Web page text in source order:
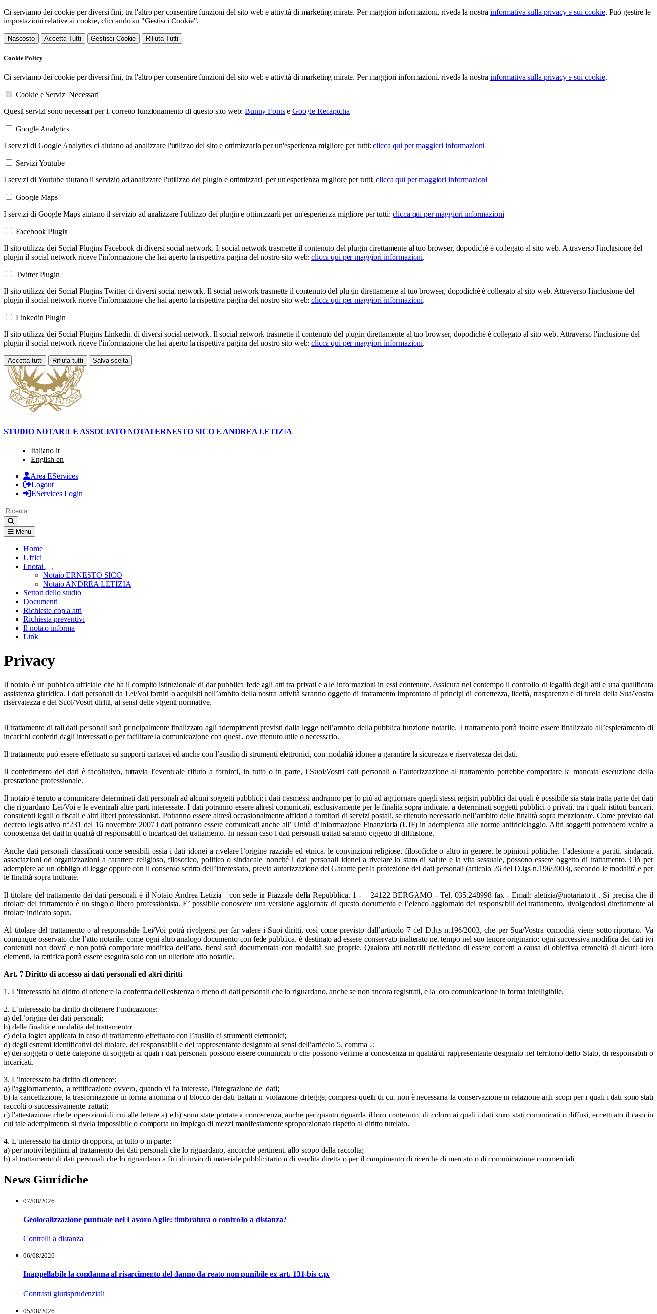
Ci serviamo dei cookie per diversi fini, tra l'altro per consentire funzioni del sito web e attività di marketing mirate. Per maggiori informazioni, riveda la nostra informativa sulla privacy e sui cookie. Può gestire le
impostazioni relative ai cookie, cliccando su "Gestisci Cookie".
Nascosto Accetta Tutti Gestisci Cookie Rifiuta Tutti
Cookie Policy
Ci serviamo dei cookie per diversi fini, tra l'altro per consentire funzioni del sito web e attività di marketing mirate. Per maggiori informazioni, riveda la nostra informativa sulla privacy e sui cookie.
Cookie e Servizi Necessari
Questi servizi sono necessari per il corretto funzionamento di questo sito web: Bunny Fonts e Google Recaptcha
Google Analytics
I servizi di Google Analytics ci aiutano ad analizzare l'utilizzo del sito e ottimizzarlo per un'esperienza migliore per tutti: clicca qui per maggiori informazioni
Servizi Youtube
I servizi di Youtube aiutano il servizio ad analizzare l'utilizzo dei plugin e ottimizzarli per un'esperienza migliore per tutti: clicca qui per maggiori informazioni
Google Maps
I servizi di Google Maps aiutano il servizio ad analizzare l'utilizzo dei plugin e ottimizzarli per un'esperienza migliore per tutti: clicca qui per maggiori informazioni
Facebook Plugin
Il sito utilizza dei Social Plugins Facebook di diversi social network. Il social network trasmette il contenuto del plugin direttamente al tuo browser, dopodichè è collegato al sito web. Attraverso l'inclusione del
plugin il social network riceve l'informazione che hai aperto la rispettiva pagina del nostro sito web: clicca qui per maggiori informazioni.
Twitter Plugin
Il sito utilizza dei Social Plugins Twitter di diversi social network. Il social network trasmette il contenuto del plugin direttamente al tuo browser, dopodichè è collegato al sito web. Attraverso l'inclusione del
plugin il social network riceve l'informazione che hai aperto la rispettiva pagina del nostro sito web: clicca qui per maggiori informazioni.
Linkedin Plugin
Il sito utilizza dei Social Plugins Linkedin di diversi social network. Il social network trasmette il contenuto del plugin direttamente al tuo browser, dopodichè è collegato al sito web. Attraverso l'inclusione del
plugin il social network riceve l'informazione che hai aperto la rispettiva pagina del nostro sito web: clicca qui per maggiori informazioni.
Accetta tutti Rifiuta tutti Salva scelta
Loading...
STUDIO NOTARILE ASSOCIATO NOTAI ERNESTO SICO E ANDREA LETIZIA
Italiano it
English en
Area EServices
Logout
EServices Login
Menu
Home
Uffici
I notai
Visualizza menù di secondo livello
Notaio ERNESTO SICO
Notaio ANDREA LETIZIA
Settori dello studio
Documenti
Richieste copia atti
Richiesta preventivi
Il notaio informa
Link
Privacy
Il notaio è un pubblico ufficiale che ha il compito istituzionale di dar pubblica fede agli atti tra privati e alle informazioni in essi contenute. Assicura nel contempo il controllo di legalità degli atti e una qualificata
assistenza giuridica. I dati personali da Lei/Voi forniti o acquisiti nell’ambito della nostra attività saranno oggetto di trattamento improntato ai principi di correttezza, liceità, trasparenza e di tutela della Sua/Vostra
riservatezza e dei Suoi/Vostri diritti, ai sensi delle vigenti normative.
Il trattamento di tali dati personali sarà principalmente finalizzato agli adempimenti previsti dalla legge nell’ambito della pubblica funzione notarile. Il trattamento potrà inoltre essere finalizzato all’espletamento di
incarichi conferiti dagli interessati o per facilitare la comunicazione con questi, ove ritenuto utile o necessario.
Il trattamento può essere effettuato su supporti cartacei ed anche con l’ausilio di strumenti elettronici, con modalità idonee a garantire la sicurezza e riservatezza dei dati.
Il conferimento dei dati è facoltativo, tuttavia l’eventuale rifiuto a fornirci, in tutto o in parte, i Suoi/Vostri dati personali o l’autorizzazione al trattamento potrebbe comportare la mancata esecuzione della
prestazione professionale.
Il notaio è tenuto a comunicare determinati dati personali ad alcuni soggetti pubblici; i dati trasmessi andranno per lo più ad aggiornare quegli stessi registri pubblici dai quali è possibile sia stata tratta parte dei dati
che riguardano Lei/Voi e le eventuali altre parti interessate. I dati potranno essere altresì comunicati, esclusivamente per le finalità sopra indicate, a determinati soggetti pubblici o privati, tra i quali istituti bancari,
consulenti legali o fiscali e altri liberi professionisti. Potranno essere altresì occasionalmente affidati a fornitori di servizi postali, se ritenuto necessario nell’ambito delle finalità sopra menzionate. Come previsto dal
decreto legislativo n°231 del 16 novembre 2007 i dati potranno essere comunicati anche all’ Unità d’Informazione Finanziaria (UIF) in adempienza alle norme antiriciclaggio. Altri soggetti potrebbero venire a
conoscenza dei dati in qualità di responsabili o incaricati del trattamento. In nessun caso i dati personali trattati saranno oggetto di diffusione.
Anche dati personali classificati come sensibili ossia i dati idonei a rivelare l’origine razziale ed etnica, le convinzioni religiose, filosofiche o altro in genere, le opinioni politiche, l’adesione a partiti, sindacati,
associazioni od organizzazioni a carattere religioso, filosofico, politico o sindacale, nonché i dati personali idonei a rivelare lo stato di salute e la vita sessuale, possono essere oggetto di trattamento. Ciò per
adempiere ad un obbligo di legge oppure con il consenso scritto dell’interessato, previa autorizzazione del Garante per la protezione dei dati personali (articolo 26 del D.lgs n.196/2003), secondo le modalità e per
le finalità sopra indicate.
Il titolare del trattamento dei dati personali è il Notaio Andrea Letizia con sede in Piazzale della Repubblica, 1 - – 24122 BERGAMO - Tel. 035.248998 fax - Email: aletizia@notariato.it . Si precisa che il
titolare del trattamento è un singolo libero professionista. E’ possibile conoscere una versione aggiornata di questo documento e l’elenco aggiornato dei responsabili del trattamento, rivolgendosi direttamente al
titolare indicato sopra.
Al titolare del trattamento o al responsabile Lei/Voi potrà rivolgersi per far valere i Suoi diritti, così come previsto dall’articolo 7 del D.lgs n.196/2003, che per Sua/Vostra comodità viene sotto riportato. Va
comunque osservato che l’atto notarile, come ogni altro analogo documento con fede pubblica, è destinato ad essere conservato inalterato nel tempo nel suo tenore originario; ogni successiva modifica dei dati ivi
contenuti non dovrà e non potrà comportare modifica dell’atto, bensì sarà documentata con modalità sue proprie. Qualora atti notarili richiedano di essere corretti a causa di obiettiva erroneità di alcuni loro
elementi, la rettifica potrà essere eseguita solo con un ulteriore atto notarile.
Art. 7 Diritto di accesso ai dati personali ed altri diritti
1. L'interessato ha diritto di ottenere la conferma dell'esistenza o meno di dati personali che lo riguardano, anche se non ancora registrati, e la loro comunicazione in forma intelligibile.
2. L’interessato ha diritto di ottenere l’indicazione:
a) dell’origine dei dati personali;
b) delle finalità e modalità del trattamento;
c) della logica applicata in caso di trattamento effettuato con l’ausilio di strumenti elettronici;
d) degli estremi identificativi del titolare, dei responsabili e del rappresentante designato ai sensi dell’articolo 5, comma 2;
e) dei soggetti o delle categorie di soggetti ai quali i dati personali possono essere comunicati o che possono venirne a conoscenza in qualità di rappresentante designato nel territorio dello Stato, di responsabili o
incaricati.
3. L’interessato ha diritto di ottenere:
a) l'aggiornamento, la rettificazione ovvero, quando vi ha interesse, l'integrazione dei dati;
b) la cancellazione, la trasformazione in forma anonima o il blocco dei dati trattati in violazione di legge, compresi quelli di cui non è necessaria la conservazione in relazione agli scopi per i quali i dati sono stati
raccolti o successivamente trattati;
c) l'attestazione che le operazioni di cui alle lettere a) e b) sono state portate a conoscenza, anche per quanto riguarda il loro contenuto, di coloro ai quali i dati sono stati comunicati o diffusi, eccettuato il caso in
cui tale adempimento si rivela impossibile o comporta un impiego di mezzi manifestamente sproporzionato rispetto al diritto tutelato.
4. L’interessato ha diritto di opporsi, in tutto o in parte:
a) per motivi legittimi al trattamento dei dati personali che lo riguardano, ancorché pertinenti allo scopo della raccolta;
b) al trattamento di dati personali che lo riguardano a fini di invio di materiale pubblicitario o di vendita diretta o per il compimento di ricerche di mercato o di comunicazione commerciali.
News Giuridiche
07/08/2026
Geolocalizzazione puntuale nel Lavoro Agile: timbratura o controllo a distanza?
Controlli a distanza
06/08/2026
Inappellabile la condanna al risarcimento del danno da reato non punibile ex art. 131-bis c.p.
Contrasti giurisprudenziali
05/08/2026